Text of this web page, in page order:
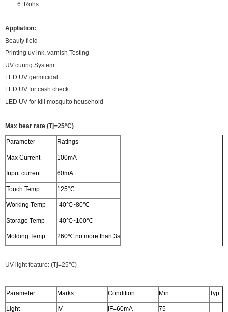
6. Rohs
Appliation:
Beauty field
Printing uv ink, varnish Testing
UV curing System
LED UV germicidal
LED UV for cash check
LED UV for kill mosquito household
Max bear rate (Tj=25°C)
Parameter Ratings
Max Current 100mA
Input current 60mA
Touch Temp 125°C
Working Temp ‐40℃~80℃
Storage Temp ‐40℃~100℃
Molding Temp 260℃ no more than 3s
UV light feature: (Tj=25℃)
Parameter Marks Condition Min. Typ.
Light IV IF=60mA 75